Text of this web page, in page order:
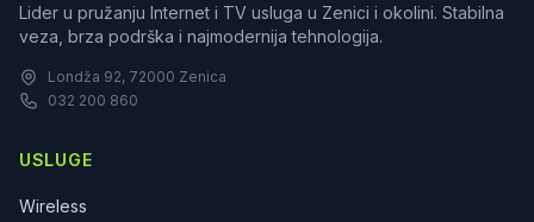
Lider u pružanju Internet i TV usluga u Zenici i okolini. Stabilna
veza, brza podrška i najmodernija tehnologija.
Londža 92, 72000 Zenica
032 200 860
USLUGE
Wireless